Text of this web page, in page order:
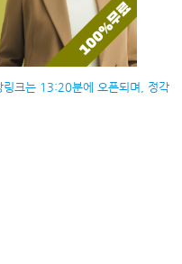
링크는 13:20분에 오픈되며, 정각